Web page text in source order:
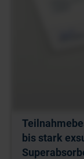
bis stark